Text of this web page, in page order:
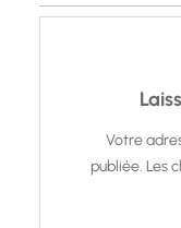
Votre
publiée. Les